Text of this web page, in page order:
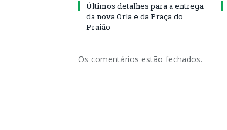
Últimos detalhes para a entrega
da nova Orla e da Praça do
Praião
Os comentários estão fechados.